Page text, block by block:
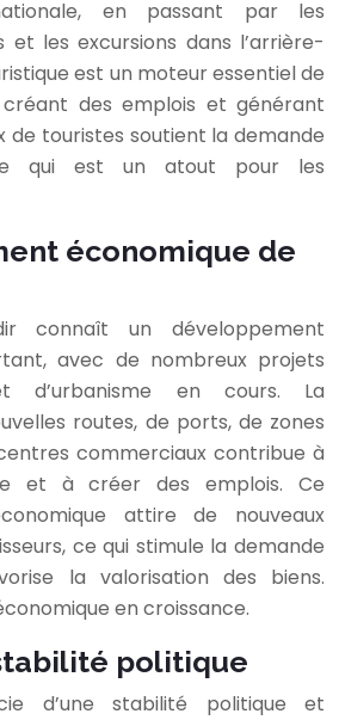
en passant par les
et les excursions dans l’arrière-
est un moteur essentiel de
créant des emplois et générant
de touristes soutient la demande
qui est un atout pour les
économique de
connaît un développement
avec de nombreux projets
d’urbanisme en cours. La
routes, de ports, de zones
commerciaux contribue à
et à créer des emplois. Ce
attire de nouveaux
ce qui stimule la demande
la valorisation des biens.
en croissance.
politique
d’une stabilité politique et